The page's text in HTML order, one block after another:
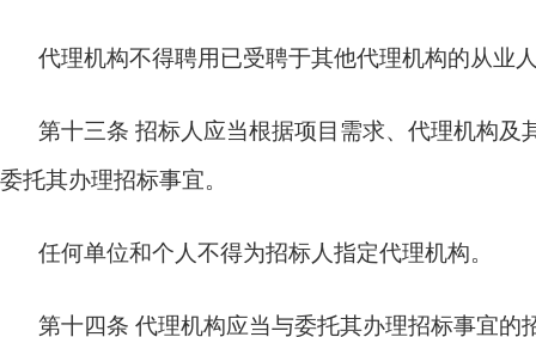
代理机构不得聘用已受聘于其他代理机构的从业
第十三条 招标人应当根据项目需求、代理机构及
委托其办理招标事宜。
任何单位和个人不得为招标人指定代理机构。
第十四条 代理机构应当与委托其办理招标事宜的